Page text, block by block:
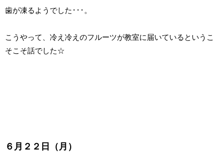
歯が凍るようでした･･･。
こうやって、冷え冷えのフルーツが教室に届いているというこ
そこそ話でした☆
６月２２日（月）